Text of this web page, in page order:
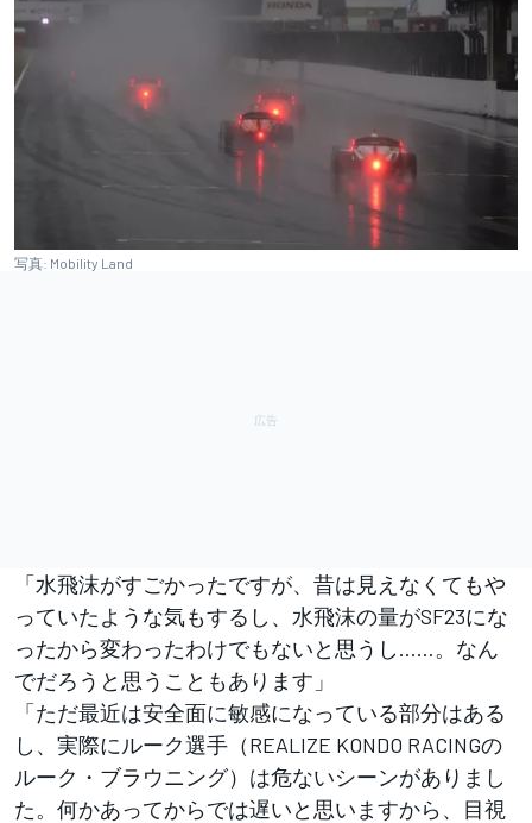
写真: Mobility Land
「水飛沫がすごかったですが、昔は見えなくてもや
っていたような気もするし、水飛沫の量がSF23にな
ったから変わったわけでもないと思うし……。なん
でだろうと思うこともあります」
「ただ最近は安全面に敏感になっている部分はある
し、実際にルーク選手（REALIZE KONDO RACINGの
ルーク・ブラウニング）は危ないシーンがありまし
た。何かあってからでは遅いと思いますから、目視